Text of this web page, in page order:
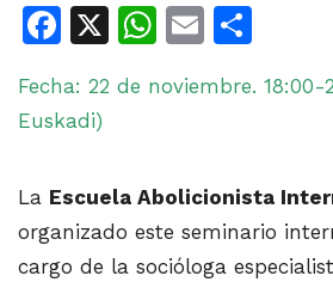
Facebook
X WhatsApp
Email
Fecha: 22 de noviembre. 18:00-
Euskadi)
La Escuela Abolicionista
organizado este seminario
cargo de la socióloga